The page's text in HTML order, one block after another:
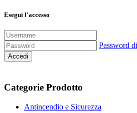
Esegui l'accesso
Password
Accedi
Categorie Prodotto
Antincendio e Sicurezza